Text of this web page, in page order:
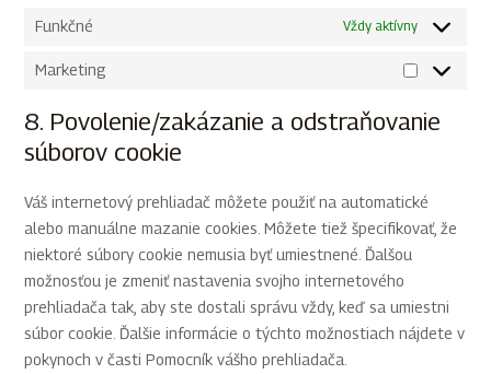
Funkčné Vždy aktívny
Marketing
8. Povolenie/zakázanie a odstraňovanie
súborov cookie
Váš internetový prehliadač môžete použiť na automatické
alebo manuálne mazanie cookies. Môžete tiež špecifikovať, že
niektoré súbory cookie nemusia byť umiestnené. Ďalšou
možnosťou je zmeniť nastavenia svojho internetového
prehliadača tak, aby ste dostali správu vždy, keď sa umiestni
súbor cookie. Ďalšie informácie o týchto možnostiach nájdete v
pokynoch v časti Pomocník vášho prehliadača.